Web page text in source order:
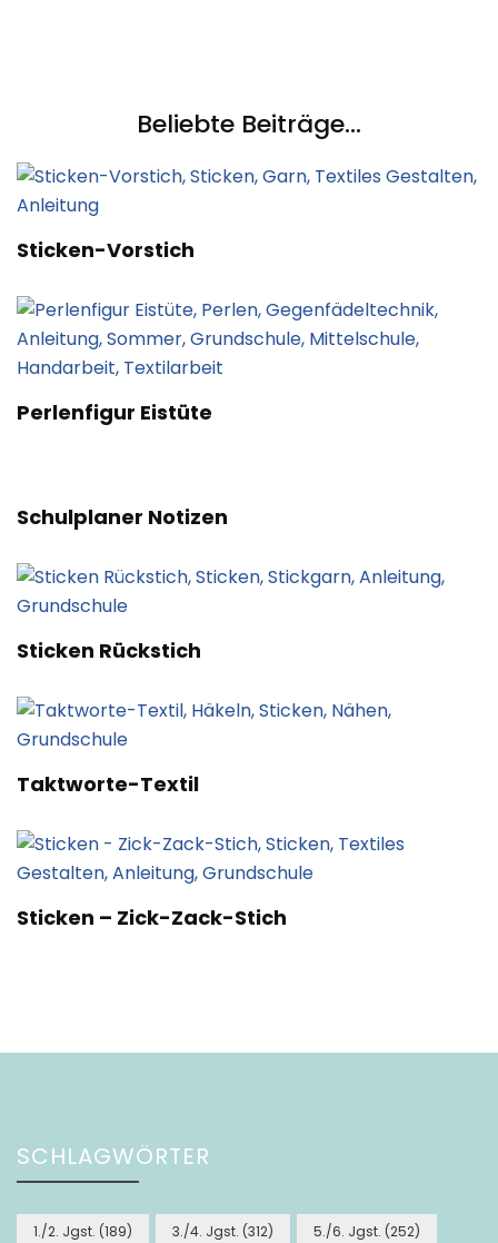
Beliebte Beiträge...
Sticken-Vorstich
Perlenfigur Eistüte
Schulplaner Notizen
Sticken Rückstich
Taktworte-Textil
Sticken – Zick-Zack-Stich
SCHLAGWÖRTER
1./2. Jgst. (189) 3./4. Jgst. (312) 5./6. Jgst. (252)